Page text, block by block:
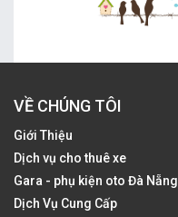
VỀ CHÚNG TÔI
Giới Thiệu
Dịch vụ cho thuê xe
Gara - phụ kiện oto Đà Nẵng
Dịch Vụ Cung Cấp